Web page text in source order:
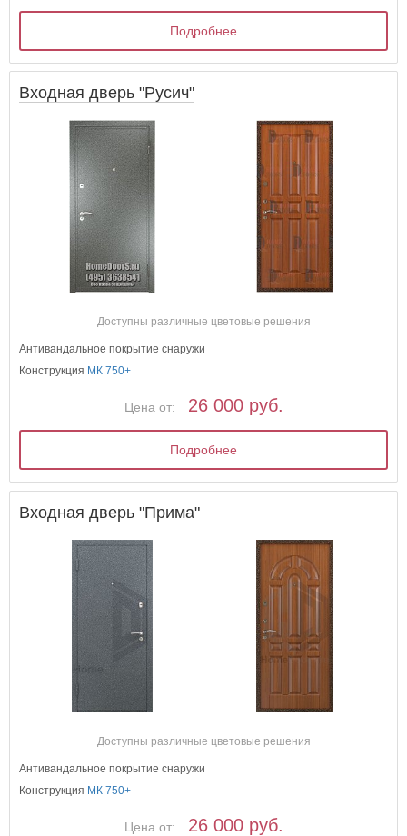
Подробнее
Входная дверь "Русич"
Доступны различные цветовые решения
Антивандальное покрытие снаружи
Конструкция МК 750+
Цена от: 26 000 руб.
Подробнее
Входная дверь "Прима"
Доступны различные цветовые решения
Антивандальное покрытие снаружи
Конструкция МК 750+
Цена от: 26 000 руб.